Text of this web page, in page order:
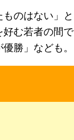
のはない」と
む若者の間で
勝」なども。